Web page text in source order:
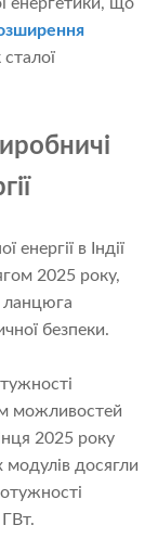
в Індії
2025 року,
ланцюга
безпеки.
можливостей
2025 року
модулів досягли